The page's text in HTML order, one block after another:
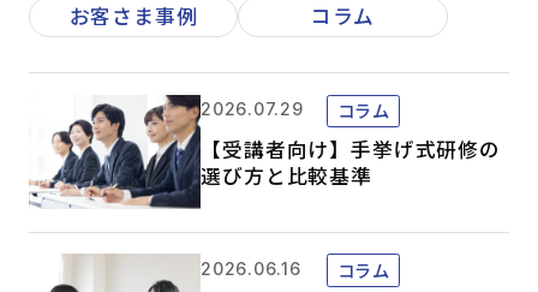
お役立ち情報 お知らせ よくあるご質問
お問い合わせ 資料請求 メルマガ登録
開催間近 満席間近
お客さま事例
コラム
2026.07.29 コラム
【受講者向け】手挙げ式研修の
選び方と比較基準
2026.06.16 コラム